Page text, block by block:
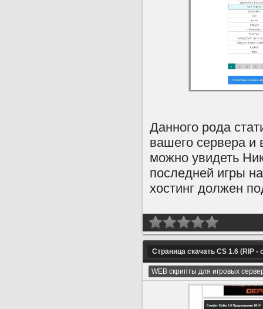
Данного рода
вашего сервера и
можно увидеть
последней игры
хостинг должен
Страница скачать CS 1.6 (RIP -
WEB скрипты для игровых